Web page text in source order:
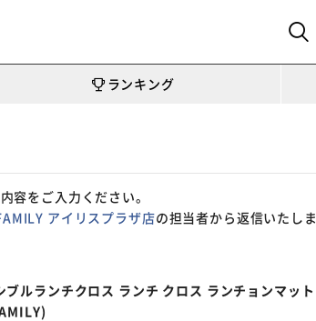
ランキング
容をご入力ください。
アイリスプラザ店の担当者から返信いたしま
ルランチクロス ランチ クロス ランチョンマッ